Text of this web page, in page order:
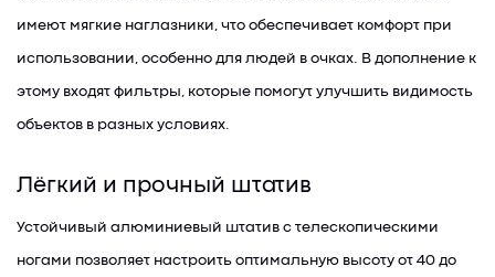
имеют мягкие наглазники, что обеспечивает комфорт при
использовании, особенно для людей в очках. В дополнение к
этому входят фильтры, которые помогут улучшить видимость
объектов в разных условиях.
Лёгкий и прочный штатив
Устойчивый алюминиевый штатив с телескопическими
ногами позволяет настроить оптимальную высоту от 40 до